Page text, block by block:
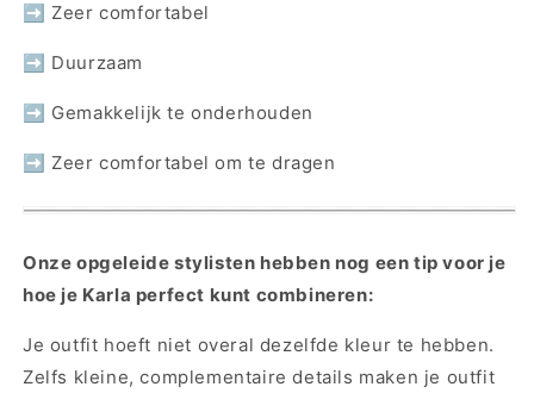
➡ Zeer comfortabel
➡ Duurzaam
➡ Gemakkelijk te onderhouden
➡ Zeer comfortabel om te dragen
Onze opgeleide stylisten hebben nog een tip voor je
hoe je Karla perfect kunt combineren:
Je outfit hoeft niet overal dezelfde kleur te hebben.
Zelfs kleine, complementaire details maken je outfit